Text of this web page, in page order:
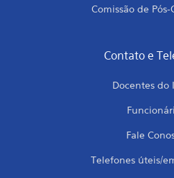
Comissão de
Contato e
Docentes do
Fale
Telefones úteis/